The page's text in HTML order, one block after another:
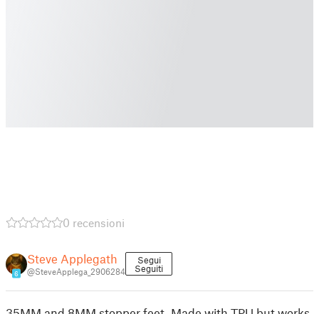
0 recensioni
6
Steve Applegath
@SteveApplega_2906284
Segui
Seguiti